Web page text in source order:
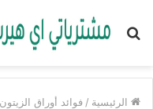
بحث
الرئيسية / فوائد أوراق